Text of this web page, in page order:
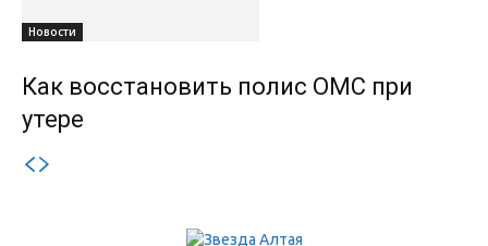
Новости
Как восстановить полис ОМС при
утере